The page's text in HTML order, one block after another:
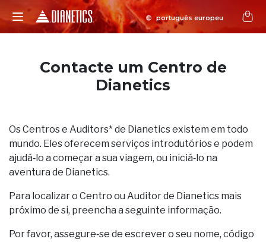
Contacte um Centro de
Dianetics
Os Centros e Auditors* de Dianetics existem em todo
mundo. Eles oferecem serviços introdutórios e podem
ajudá‑lo a começar a sua viagem, ou iniciá‑lo na
aventura de Dianetics.
Para localizar o Centro ou Auditor de Dianetics mais
próximo de si, preencha a seguinte informação.
Por favor, assegure‑se de escrever o seu nome, código